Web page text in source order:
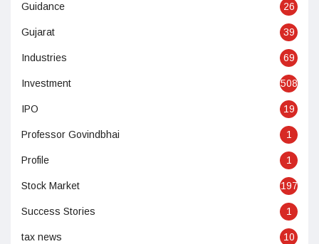
Guidance 26
Gujarat 39
Industries 69
Investment 508
IPO 19
Professor Govindbhai 1
Profile 1
Stock Market 197
Success Stories 1
tax news 10